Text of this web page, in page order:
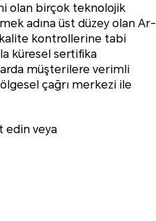
olan birçok teknolojik
adına üst düzey olan Ar-
kalite kontrollerine tabi
küresel sertifika
müşterilere verimli
çağrı merkezi ile
edin veya